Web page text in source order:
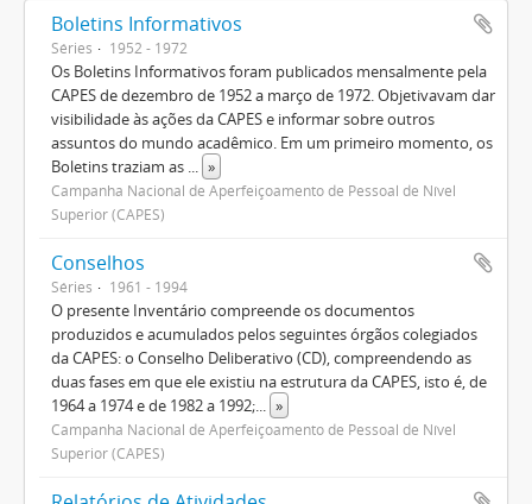
Boletins Informativos
Séries 1952 - 1972
Os Boletins Informativos foram publicados mensalmente pela
CAPES de dezembro de 1952 a março de 1972. Objetivavam dar
visibilidade às ações da CAPES e informar sobre outros
assuntos do mundo acadêmico. Em um primeiro momento, os
Boletins traziam as ... »
Campanha Nacional de Aperfeiçoamento de Pessoal de Nível
Superior (CAPES)
Conselhos
Séries 1961 - 1994
O presente Inventário compreende os documentos
produzidos e acumulados pelos seguintes órgãos colegiados
da CAPES: o Conselho Deliberativo (CD), compreendendo as
duas fases em que ele existiu na estrutura da CAPES, isto é, de
1964 a 1974 e de 1982 a 1992;... »
Campanha Nacional de Aperfeiçoamento de Pessoal de Nível
Superior (CAPES)